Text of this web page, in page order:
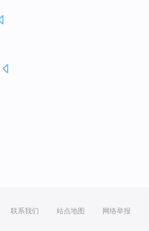
联系我们 站点地图 网络举报